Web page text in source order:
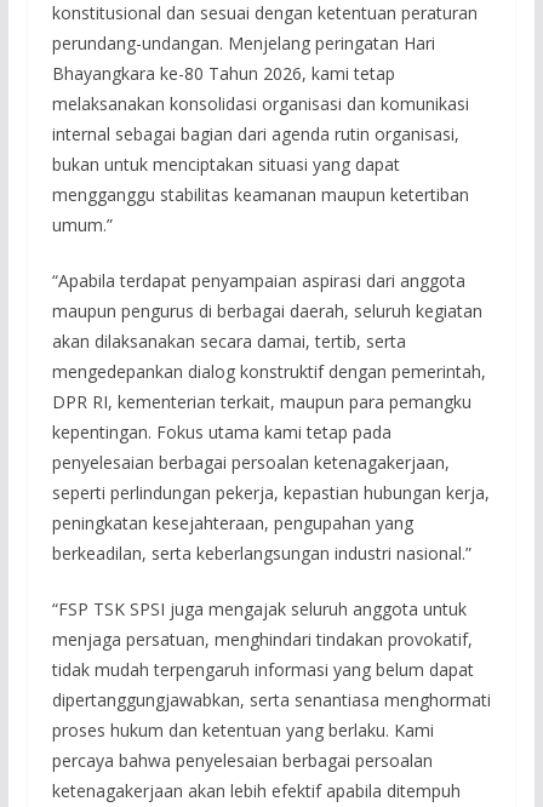
konstitusional dan sesuai dengan ketentuan peraturan
perundang-undangan. Menjelang peringatan Hari
Bhayangkara ke-80 Tahun 2026, kami tetap
melaksanakan konsolidasi organisasi dan komunikasi
internal sebagai bagian dari agenda rutin organisasi,
bukan untuk menciptakan situasi yang dapat
mengganggu stabilitas keamanan maupun ketertiban
umum.”
“Apabila terdapat penyampaian aspirasi dari anggota
maupun pengurus di berbagai daerah, seluruh kegiatan
akan dilaksanakan secara damai, tertib, serta
mengedepankan dialog konstruktif dengan pemerintah,
DPR RI, kementerian terkait, maupun para pemangku
kepentingan. Fokus utama kami tetap pada
penyelesaian berbagai persoalan ketenagakerjaan,
seperti perlindungan pekerja, kepastian hubungan kerja,
peningkatan kesejahteraan, pengupahan yang
berkeadilan, serta keberlangsungan industri nasional.”
“FSP TSK SPSI juga mengajak seluruh anggota untuk
menjaga persatuan, menghindari tindakan provokatif,
tidak mudah terpengaruh informasi yang belum dapat
dipertanggungjawabkan, serta senantiasa menghormati
proses hukum dan ketentuan yang berlaku. Kami
percaya bahwa penyelesaian berbagai persoalan
ketenagakerjaan akan lebih efektif apabila ditempuh